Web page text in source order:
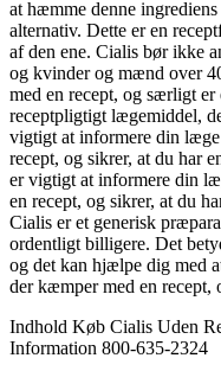
at hæmme denne
alternativ. Dette er en
af den ene. Cialis bør ikke
og kvinder og mænd over
med en recept, og særligt
receptpligtigt lægemiddel,
vigtigt at informere din
recept, og sikrer, at du har
er vigtigt at informere din
en recept, og sikrer, at du
Cialis er et generisk
ordentligt billigere. Det
og det kan hjælpe dig med
der kæmper med en recept,
Indhold Køb Cialis Uden
Information 800-635-2324